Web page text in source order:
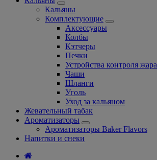
Кальяны
Комплектующие
Аксессуары
Колбы
Кэтчеры
Печки
Устройства контроля жара
Чаши
Шланги
Уголь
Уход за кальяном
Жевательный табак
Ароматизаторы
Ароматизаторы Baker Flavors
Напитки и снеки